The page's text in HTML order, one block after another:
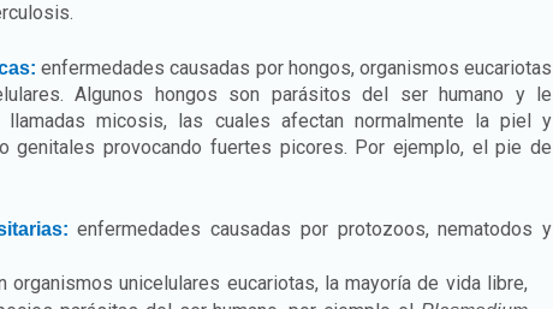
enfermedades causadas por hongos, organismos eucariotas
Algunos hongos son parásitos del ser humano y le
llamadas micosis, las cuales afectan normalmente la piel y
genitales provocando fuertes picores. Por ejemplo, el pie de
enfermedades causadas por protozoos, nematodos y
organismos unicelulares eucariotas, la mayoría de vida libre,